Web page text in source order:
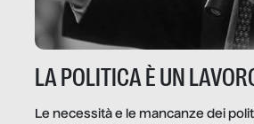
LA POLITICA È UN
Le necessità e le mancanze dei